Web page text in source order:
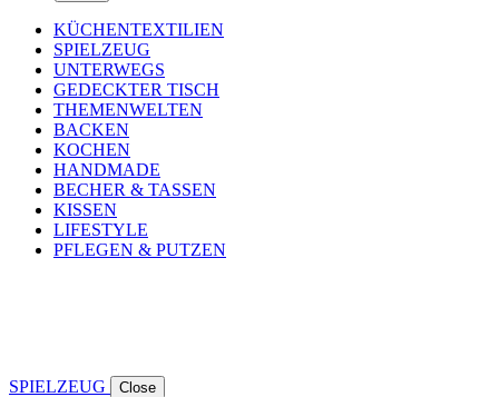
KÜCHENTEXTILIEN
SPIELZEUG
UNTERWEGS
GEDECKTER TISCH
THEMENWELTEN
BACKEN
KOCHEN
HANDMADE
BECHER & TASSEN
KISSEN
LIFESTYLE
PFLEGEN & PUTZEN
SPIELZEUG Close